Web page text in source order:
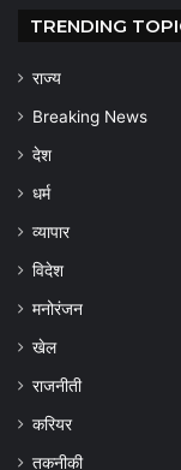
TRENDING
राज्य
Breaking News
देश
धर्म
व्यापार
विदेश
मनोरंजन
खेल
राजनीती
करियर
तकनीकी